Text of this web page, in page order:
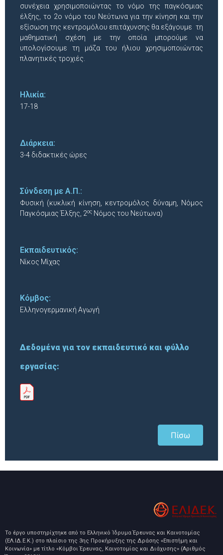
συνέχεια χρησιμοποιώντας το νόμο της παγκόσμιας
έλξης, το 2ο νόμο του Νεύτωνα για την κίνηση και την
εξίσωση της κεντρομόλου επιτάχυνσης θα εξάγουμε τη
μαθηματική σχέση με την οποία μπορούμε να
υπολογίσουμε τη μάζα του ήλιου χρησιμοποιώντας
πλανητικές τροχιές.
Ηλικία:
17-18
Διάρκεια:
3-4 διδακτικές ώρες
Σύνδεση με Α.Π.:
Φυσική (κυκλική κίνηση, κεντρομόλος δύναμη, Νόμος
Παγκόσμιας Έλξης, 2ος Νόμος του Νεύτωνα)
Εκπαιδευτικός:
Νίκος Μίχας
Κόμβος:
Ελληνογερμανική Αγωγή
Δεδομένα για τον εκπαιδευτικό και φύλλο
εργασίας:
Πίσω
Το έργο υποστηρίχτηκε από το Ελληνικό Ίδρυμα Έρευνας και Καινοτομίας
(ΕΛ.ΙΔ.Ε.Κ.) στο πλαίσιο της 3ης Προκήρυξης της Δράσης «Επιστήμη και
Κοινωνία» με τίτλο «Κόμβοι Έρευνας, Καινοτομίας και Διάχυσης» (Αριθμός